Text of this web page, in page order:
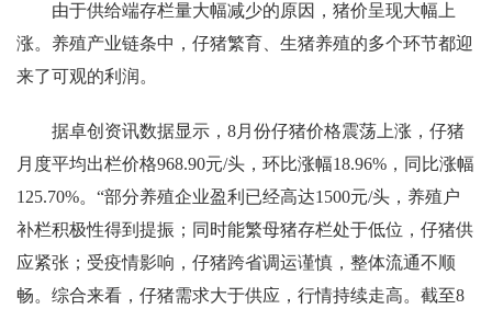
由于供给端存栏量大幅减少的原因，猪价呈现大幅上
涨。养殖产业链条中，仔猪繁育、生猪养殖的多个环节都迎
来了可观的利润。
据卓创资讯数据显示，8月份仔猪价格震荡上涨，仔猪
月度平均出栏价格968.90元/头，环比涨幅18.96%，同比涨幅
125.70%。“部分养殖企业盈利已经高达1500元/头，养殖户
补栏积极性得到提振；同时能繁母猪存栏处于低位，仔猪供
应紧张；受疫情影响，仔猪跨省调运谨慎，整体流通不顺
畅。综合来看，仔猪需求大于供应，行情持续走高。截至8